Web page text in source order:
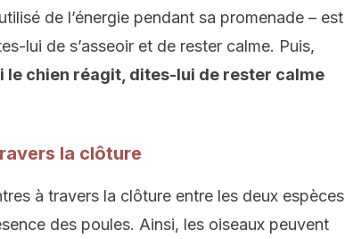
de l’énergie pendant sa promenade – est
lui de s’asseoir et de rester calme. Puis,
le chien réagit, dites-lui de rester calme
la clôture
à travers la clôture entre les deux espèces
des poules. Ainsi, les oiseaux peuvent